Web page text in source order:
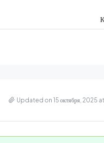
Updated on 15 октября, 2025